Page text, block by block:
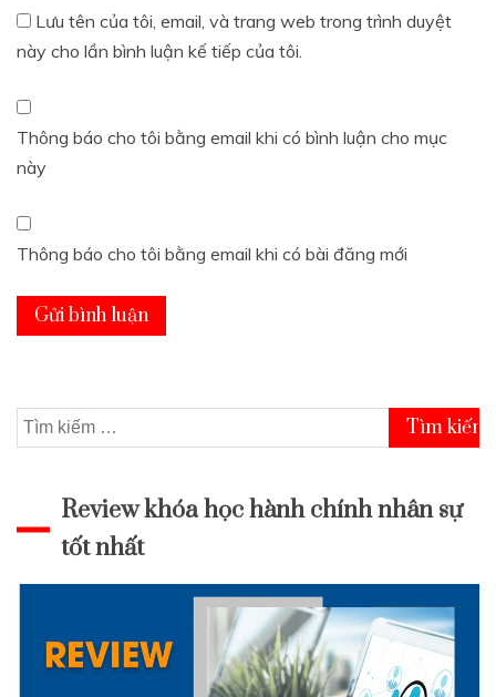
Lưu tên của tôi, email, và trang web trong trình duyệt
này cho lần bình luận kế tiếp của tôi.
Thông báo cho tôi bằng email khi có bình luận cho mục
này
Thông báo cho tôi bằng email khi có bài đăng mới
Tìm
kiếm
Review khóa học hành chính nhân sự
tốt nhất